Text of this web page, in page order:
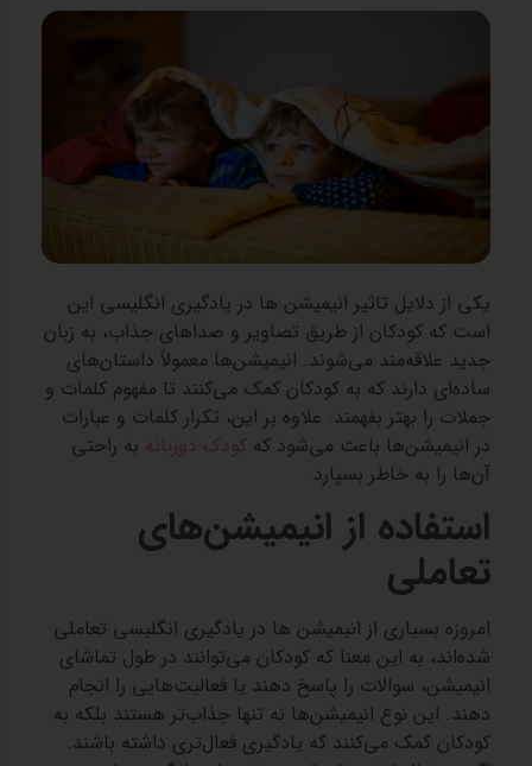
یکی از دلایل تاثیر انیمیشن‌ ها در یادگیری انگلیسی این
است که کودکان از طریق تصاویر و صداهای جذاب، به زبان
جدید علاقه‌مند می‌شوند. انیمیشن‌ها معمولاً داستان‌های
ساده‌ای دارند که به کودکان کمک می‌کنند تا مفهوم کلمات و
جملات را بهتر بفهمند. علاوه بر این، تکرار کلمات و عبارات
در انیمیشن‌ها باعث می‌شود که کودک دوزبانه به راحتی
آن‌ها را به خاطر بسپارد.
استفاده از انیمیشن‌های
تعاملی
امروزه بسیاری از انیمیشن‌ ها در یادگیری انگلیسی تعاملی
شده‌اند، به این معنا که کودکان می‌توانند در طول تماشای
انیمیشن، سوالات را پاسخ دهند یا فعالیت‌هایی را انجام
دهند. این نوع انیمیشن‌ها نه تنها جذاب‌تر هستند بلکه به
کودکان کمک می‌کنند که یادگیری فعال‌تری داشته باشند.